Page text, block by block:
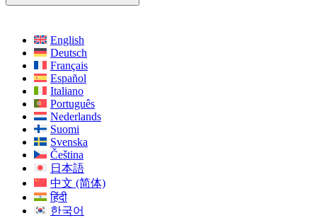
English
Deutsch
Français
Español
Italiano
Português
Nederlands
Suomi
Svenska
Čeština
日本語
中文 (简体)
हिंदी
한국어